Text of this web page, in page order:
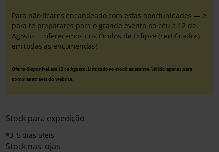
Para não ficares encandeado com estas oportunidades — e
para te preparares para o grande evento no céu a 12 de
Agosto — oferecemos uns Óculos de Eclipse (certificados)
em todas as encomendas!
Oferta disponível até 12 de Agosto. Limitado ao stock existente. Válido apenas para
compras através do website.
Stock para expedição
3–5 dias úteis
Stock nas lojas